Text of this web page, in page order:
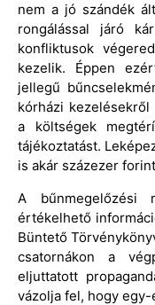
nem a jó szándék
rongálással járó
konfliktusok
kezelik. Éppen
jellegű
kórházi
a költségek
tájékoztatást.
is akár százezer
A bűnmegelőzési
értékelhető
Büntető
csatornákon a
eljuttatott
vázolja fel, hogy